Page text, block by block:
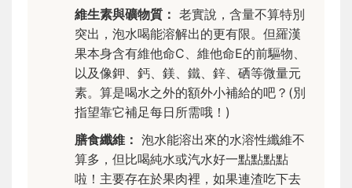
維生素與礦物質： 老實說，含量不算特別
突出，泡水喝能溶解出的更有限。但羅漢
果本身含有維他命C、維他命E的前驅物、
以及像鉀、鈣、鎂、鐵、鋅、硒等微量元
素。算是喝水之外的額外小補給的吧？(別
指望靠它補足每日所需哦！)
膳食纖維： 泡水能溶出來的水溶性纖維不
算多，但比喝純水或汽水好一點點點點
啦！主要存在於果肉裡，如果連渣吃下去